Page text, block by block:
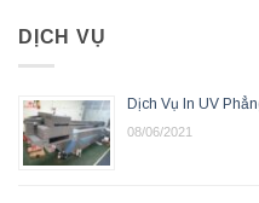
DỊCH VỤ
Dịch Vụ In UV
08/06/2021